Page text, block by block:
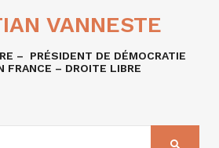
VANNESTE
– PRÉSIDENT DE DÉMOCRATIE
FRANCE – DROITE LIBRE